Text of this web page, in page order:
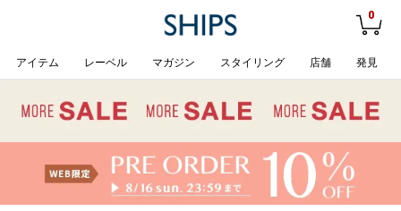
0
アイテム レーベル マガジン スタイリング 店舗 発見